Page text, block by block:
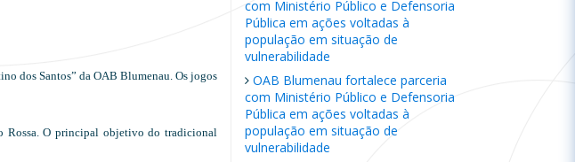
dos Santos” da OAB Blumenau. Os jogos
Rossa. O principal objetivo do tradicional
com Ministério Público e Defensoria
Pública em ações voltadas à
população em situação de
vulnerabilidade
OAB Blumenau fortalece parceria
com Ministério Público e Defensoria
Pública em ações voltadas à
população em situação de
vulnerabilidade